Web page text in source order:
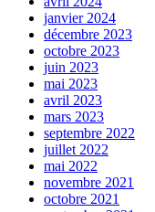
janvier 2024
décembre 2023
octobre 2023
juin 2023
mai 2023
avril 2023
mars 2023
septembre 2022
juillet 2022
mai 2022
novembre 2021
octobre 2021